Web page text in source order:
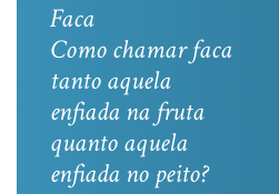
Faca
Como chamar faca
tanto aquela
enfiada na fruta
quanto aquela
enfiada no peito?